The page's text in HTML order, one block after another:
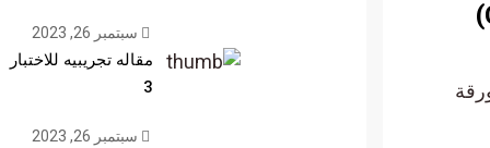
سبتمبر 26, 2023
مقاله تجريبيه للاختبار
سبتمبر 26, 2023